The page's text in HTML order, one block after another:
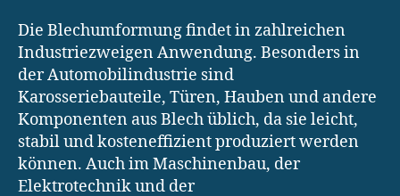
Die Blechumformung findet in zahlreichen
Industriezweigen Anwendung. Besonders in
der Automobilindustrie sind
Karosseriebauteile, Türen, Hauben und andere
Komponenten aus Blech üblich, da sie leicht,
stabil und kosteneffizient produziert werden
können. Auch im Maschinenbau, der
Elektrotechnik und der